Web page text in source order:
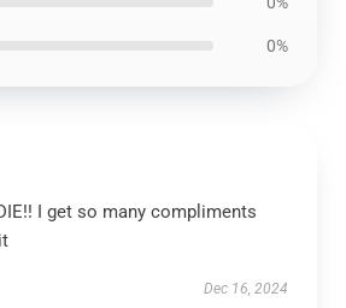
0%
I get so many compliments
Dec 16, 2024